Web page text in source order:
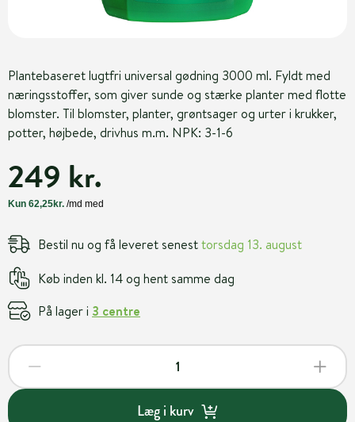
Plantebaseret lugtfri universal gødning 3000 ml. Fyldt med
næringsstoffer, som giver sunde og stærke planter med flotte
blomster. Til blomster, planter, grøntsager og urter i krukker,
potter, højbede, drivhus m.m. NPK: 3-1-6
249 kr.
Bestil nu og få leveret senesttorsdag 13. august
Køb inden kl. 14 og hent samme dag
På lager i 3 centre
Læg i kurv